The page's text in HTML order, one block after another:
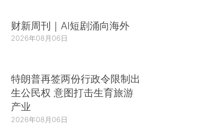
财新周刊｜AI短剧涌向海外
2026年08月06日
特朗普再签两份行政令限制出
生公民权 意图打击生育旅游
产业
2026年08月06日